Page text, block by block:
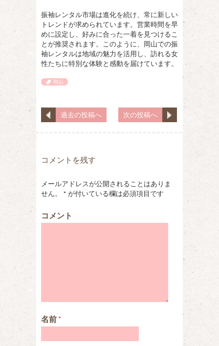
振袖レンタル市場は進化を続け、常に新しい
トレンドが求められています。営業時間を早
めに設定し、好みに合った一着を見つけるこ
とが推奨されます。このように、岡山での振
袖レンタルは地域の魅力を活用し、訪れる女
性たちに特別な体験と感動を届けています。
岡山
過去の投稿へ 次の投稿へ
コメントを残す
メールアドレスが公開されることはありま
せん。
* が付いている欄は必須項目です
コメント
名前 *